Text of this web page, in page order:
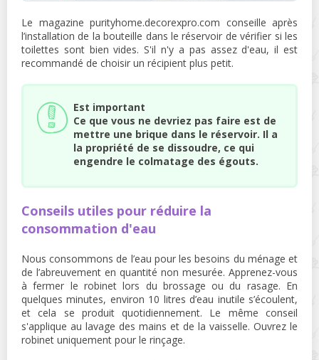
Le magazine purityhome.decorexpro.com conseille après
l’installation de la bouteille dans le réservoir de vérifier si les
toilettes sont bien vides. S'il n'y a pas assez d'eau, il est
recommandé de choisir un récipient plus petit.
Est important
Ce que vous ne devriez pas faire est de
mettre une brique dans le réservoir. Il a
la propriété de se dissoudre, ce qui
engendre le colmatage des égouts.
Conseils utiles pour réduire la
consommation d'eau
Nous consommons de l’eau pour les besoins du ménage et
de l’abreuvement en quantité non mesurée. Apprenez-vous
à fermer le robinet lors du brossage ou du rasage. En
quelques minutes, environ 10 litres d’eau inutile s’écoulent,
et cela se produit quotidiennement. Le même conseil
s'applique au lavage des mains et de la vaisselle. Ouvrez le
robinet uniquement pour le rinçage.